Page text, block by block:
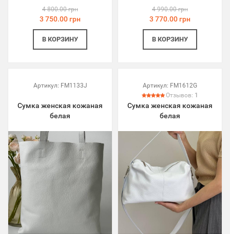
4 800.00 грн
3 750.00 грн
В КОРЗИНУ
4 990.00 грн
3 770.00 грн
В КОРЗИНУ
Артикул: FM1133J
Сумка женская кожаная
белая
Артикул: FM1612G
Отзывов: 1
Сумка женская кожаная
белая